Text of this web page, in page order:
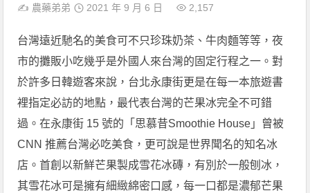
✍️ 農藥弟弟 2021 年 9 月 6 日 2,157
台灣遠近馳名的美食可不只珍珠奶茶、牛肉麵等等，夜
市的攤販小吃幾乎是外國人來台灣的固定行程之一。對
於許多日韓遊客來說，台北永康街更是在每一本旅遊書
裡指定必訪的地點，最代表台灣的芒果冰完全不可錯
過。在永康街 15 號的「思慕昔Smoothie House」曾被
CNN 推薦台灣必吃美食，更可說是世界聞名的知名冰
店。首創以新鮮芒果製成雪花冰磚，有別於一般刨冰，
其雪花冰可是擁有細緻綿密口感，每一口都是濃郁芒果